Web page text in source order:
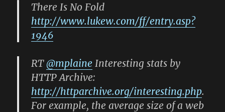
There Is No Fold
http://www.lukew.com/ff/entry.asp?
1946
RT @mplaine Interesting stats by
HTTP Archive:
http://httparchive.org/interesting.php.
For example, the average size of a web